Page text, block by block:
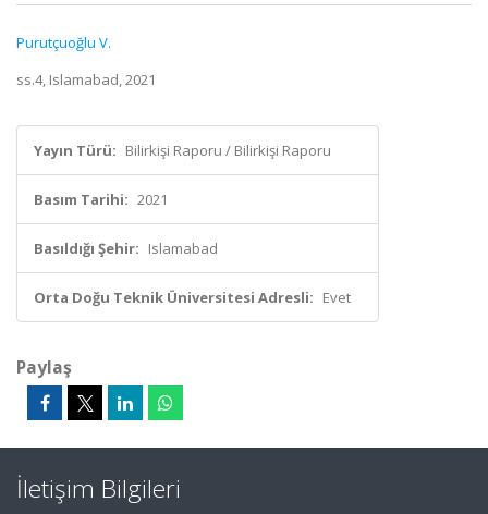
Purutçuoğlu V.
ss.4, Islamabad, 2021
Yayın Türü: Bilirkişi Raporu / Bilirkişi Raporu
Basım Tarihi: 2021
Basıldığı Şehir: Islamabad
Orta Doğu Teknik Üniversitesi Adresli: Evet
Paylaş
İletişim Bilgileri